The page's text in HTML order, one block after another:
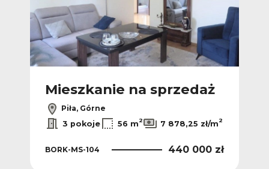
Mieszkanie na sprzedaż
Piła, Górne
3 pokoje
56 m2 7 878,25 zł/m2
BORK-MS-104 440 000 zł